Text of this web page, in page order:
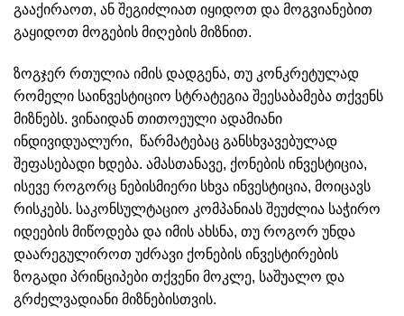
გააქირაოთ, ან შეგიძლიათ იყიდოთ და მოგვიანებით
გაყიდოთ მოგების მიღების მიზნით.
ზოგჯერ რთულია იმის დადგენა, თუ კონკრეტულად
რომელი საინვესტიციო სტრატეგია შეესაბამება თქვენს
მიზნებს. ვინაიდან თითოეული ადამიანი
ინდივიდუალური, წარმატებაც განსხვავებულად
შეფასებადი ხდება. ამასთანავე, ქონების ინვესტიცია,
ისევე როგორც ნებისმიერი სხვა ინვესტიცია, მოიცავს
რისკებს. საკონსულტაციო კომპანიას შეუძლია საჭირო
იდეების მიწოდება და იმის ახსნა, თუ როგორ უნდა
დაარეგულიროთ უძრავი ქონების ინვესტირების
ზოგადი პრინციპები თქვენი მოკლე, საშუალო და
გრძელვადიანი მიზნებისთვის.